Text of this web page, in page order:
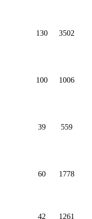
130 3502
100 1006
39 559
60 1778
42 1261